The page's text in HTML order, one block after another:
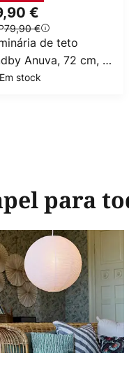
€
79,90 €
de teto
Anuva, 72 cm, 3
bege, papel
Em stock
para